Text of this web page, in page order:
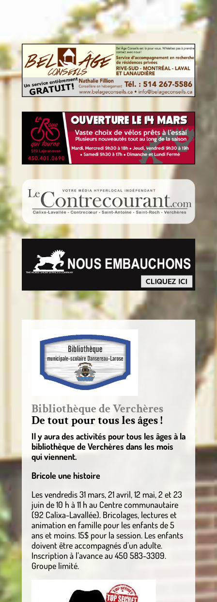
Bibliothèque de Verchères
De tout pour tous les âges !
Il y aura des activités pour tous les âges à la
bibliothèque de Verchères dans les mois
qui viennent.
Bricole une histoire
Les vendredis 31 mars, 21 avril, 12 mai, 2 et 23
juin de 10 h à 11 h au Centre communautaire
(92 Calixa-Lavallée). Bricolages, lectures et
animation en famille pour les enfants de 5
ans et moins. 15$ pour la session. Les enfants
doivent être accompagnés d’un adulte.
Inscription à l’avance au 450 583-3309.
Groupe limité.